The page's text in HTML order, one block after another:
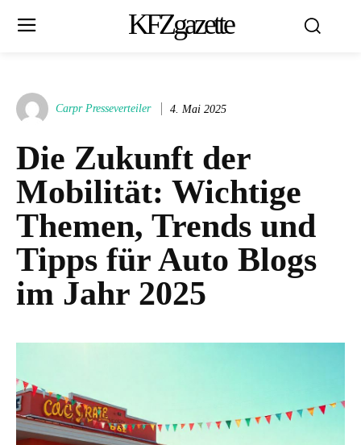
KFZgazette
Carpr Presseverteiler 4. Mai 2025
Die Zukunft der
Mobilität: Wichtige
Themen, Trends und
Tipps für Auto Blogs
im Jahr 2025